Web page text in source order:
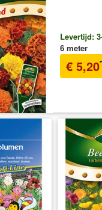
Levertijd:
6 meter
€ 5,20